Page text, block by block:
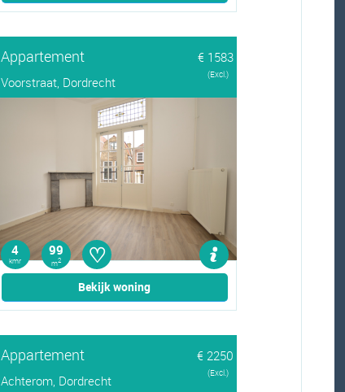
Appartement
€ 1583
Voorstraat, Dordrecht
(Excl.)
4
kmr
99
m2 ♡
Bekijk woning
Appartement
€ 2250
Achterom, Dordrecht
(Excl.)